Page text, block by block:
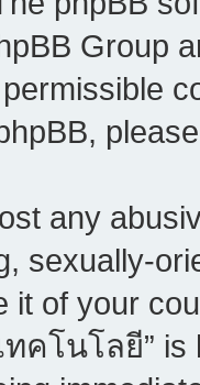
Group
any
sexually-
it of your
คโนโลยี” is